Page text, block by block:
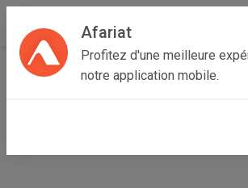
Afariat
Profitez d'une meilleure
notre application mobile.
Accueil Annonceur Kach hamadi